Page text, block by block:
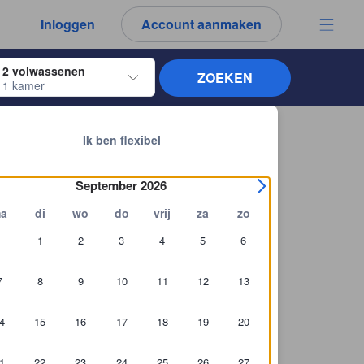
Inloggen Account aanmaken
navigeren, druk op Enter om te selecteren
2 volwassenen
1 kamer
om door de incheck- en uitcheckdatums te navigeren. Na het
Ik ben flexibel
September 2026
di wo do vrij za zo
1 2 3 4 5 6
8 9 10 11 12 13
15 16 17 18 19 20
ZOEKEN